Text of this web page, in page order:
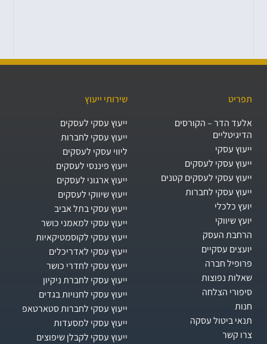
תפריט
אלעד הדר – הקורסים
הדיגיטליים
ייעוץ עסקי
ייעוץ עסקי לעסקים
ייעוץ עסקי לעסקים קטנים
ייעוץ עסקי לחברות
יועץ כלכלי
יועץ שיווקי
הרחבת העסק​
יועצים עסקיים
פרופיל חברה
שאלות נפוצות
סיפורי הצלחה
חנות
תנאי ביטול עסקה
צרו קשר
שירותי ייעוץ
ייעוץ עסקי לעסקים
ייעוץ עסקי לחברות
ליווי עסקי לעסקים
ייעוץ פיננסי לעסקים
ייעוץ ארגוני לעסקים
ייעוץ שיווקי לעסקים
ייעוץ עסקי בתל אביב
ייעוץ עסקי למאמני כושר
ייעוץ עסקי לקוסמטיקאיות
ייעוץ עסקי לאדריכלים
ייעוץ עסקי לחדרי כושר
ייעוץ עסקי לחברת ניקיון
ייעוץ עסקי לחנויות בגדים
ייעוץ עסקי לחברות סטארטאפ
ייעוץ עסקי למסעדות
ייעוץ עסקי לקבלן שיפוצים